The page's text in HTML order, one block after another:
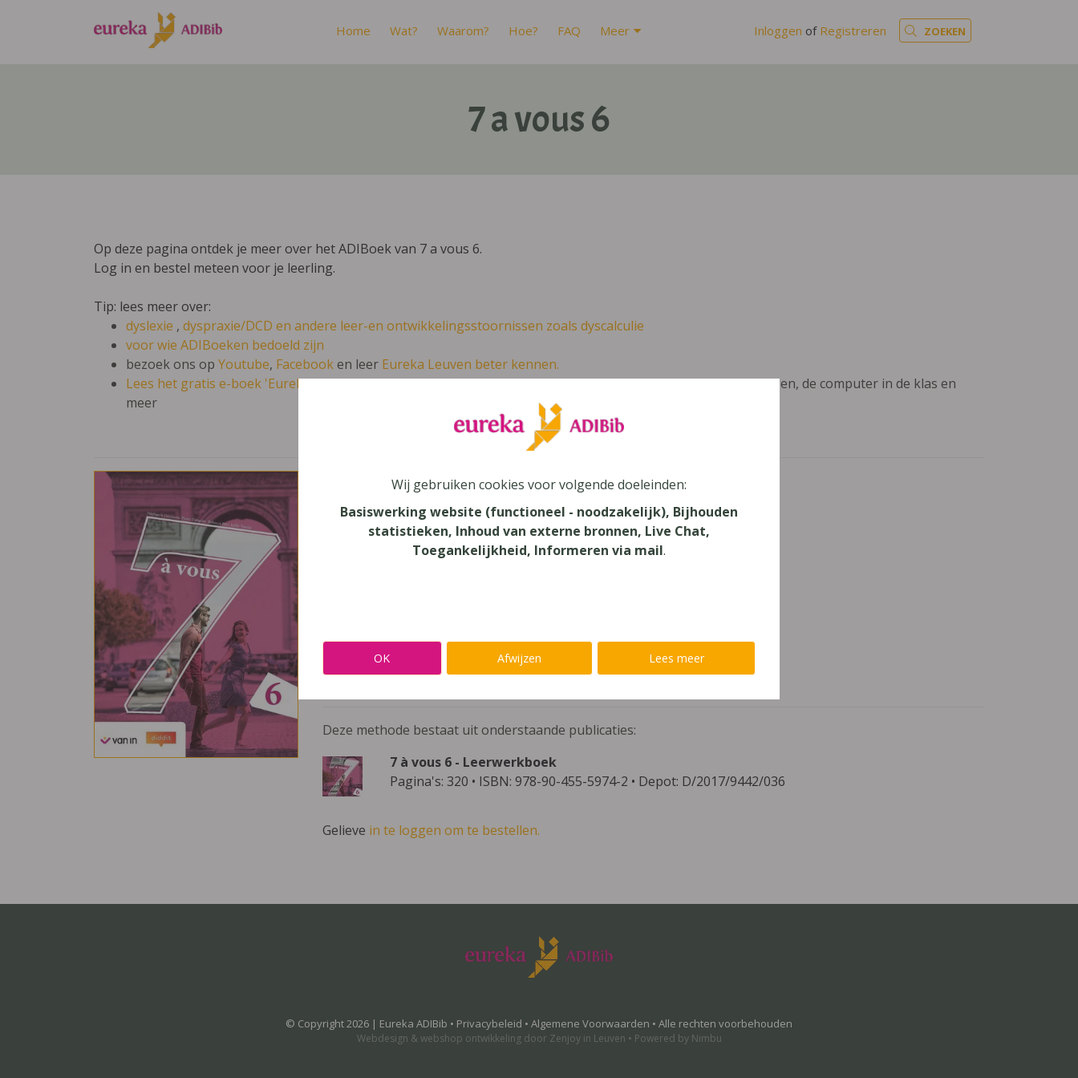
Home Wat? Waarom? Hoe? FAQ Meer Inloggen of Registreren ZOEKEN
7 a vous 6
Op deze pagina ontdek je meer over het ADIBoek van 7 a vous 6.
Log in en bestel meteen voor je leerling.
Tip: lees meer over:
dyslexie , dyspraxie/DCD en andere leer-en ontwikkelingsstoornissen zoals dyscalculie
voor wie ADIBoeken bedoeld zijn
bezoek ons op Youtube, Facebooken leer Eureka Leuven beter kennen.
Lees het gratis e-boek 'Eureka: leren en leven in je talent'en lees meer over thema's als redelijke aanpassingen, de computer in de klas en
meer
7 a vous 6
Vak
Uitgeverij
Deze methode bestaat uit onderstaande publicaties:
7 à vous 6 - Leerwerkboek
Pagina's: 320 • ISBN: 978-90-455-5974-2 • Depot: D/2017/9442/036
Gelieve in te loggen om te bestellen.
© Copyright 2026 | Eureka ADIBib • Privacybeleid • Algemene Voorwaarden • Alle rechten voorbehouden
Webdesign & webshop ontwikkelingdoor Zenjoy in Leuven • Powered by Nimbu
Wij gebruiken cookies voor volgende doeleinden:
Basiswerking website (functioneel - noodzakelijk), Bijhouden
statistieken, Inhoud van externe bronnen, Live Chat,
Toegankelijkheid, Informeren via mail.
OK Afwijzen Lees meer